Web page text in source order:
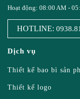
Hoạt động: 08:00 AM -
HOTLINE:
Dịch vụ
Thiết kế bao bì sản
Thiết kế logo